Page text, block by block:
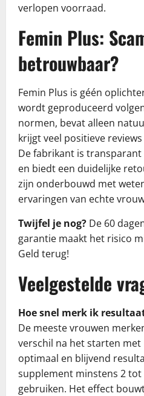
verlopen voorraad.
Femin Plus:
betrouwbaar?
Femin Plus is géén
wordt geproduceerd
normen, bevat alleen
krijgt veel positieve
De fabrikant is
en biedt een duidelijke
zijn onderbouwd met
ervaringen van echte
Twijfel je nog? De 60
garantie maakt het risico
Geld terug!
Veelgestelde
Hoe snel merk ik
De meeste vrouwen
verschil na het starten met
optimaal en blijvend
supplement minstens 2 tot
gebruiken. Het effect